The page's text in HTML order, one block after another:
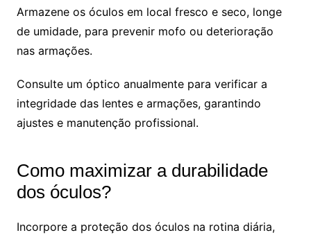
Armazene os óculos em local fresco e seco, longe
de umidade, para prevenir mofo ou deterioração
nas armações.
Consulte um óptico anualmente para verificar a
integridade das lentes e armações, garantindo
ajustes e manutenção profissional.
Como maximizar a durabilidade
dos óculos?
Incorpore a proteção dos óculos na rotina diária,